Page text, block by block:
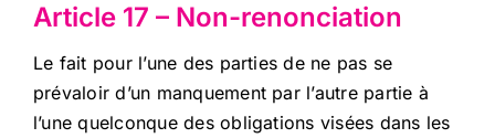
Article 17 – Non-renonciation
Le fait pour l’une des parties de ne pas se
prévaloir d’un manquement par l’autre partie à
l’une quelconque des obligations visées dans les